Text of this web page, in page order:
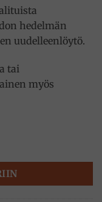
hedelmän
uudelleenlöytö.
tai
myös
Terra määrä